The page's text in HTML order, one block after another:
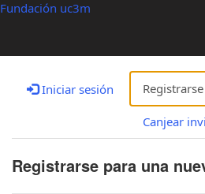
Fundación uc3m
Iniciar sesión Registrarse
Canjear
Registrarse para una